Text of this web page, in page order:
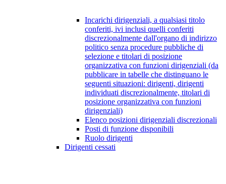
Incarichi dirigenziali, a qualsiasi titolo
conferiti, ivi inclusi quelli conferiti
discrezionalmente dall'organo di indirizzo
politico senza procedure pubbliche di
selezione e titolari di posizione
organizzativa con funzioni dirigenziali (da
pubblicare in tabelle che distinguano le
seguenti situazioni: dirigenti, dirigenti
individuati discrezionalmente, titolari di
posizione organizzativa con funzioni
dirigenziali)
Elenco posizioni dirigenziali discrezionali
Posti di funzione disponibili
Ruolo dirigenti
Dirigenti cessati